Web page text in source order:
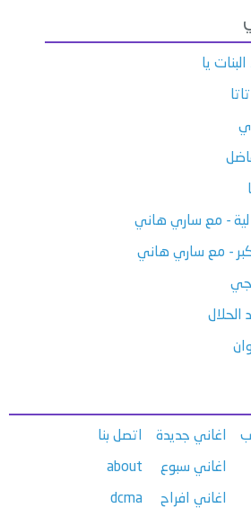
يا
- مع ساري هاني
- مع ساري هاني
الحلال
اغاني جديدة
اغاني سبوع
اغاني افراح
اتصل بنا
about
dcma